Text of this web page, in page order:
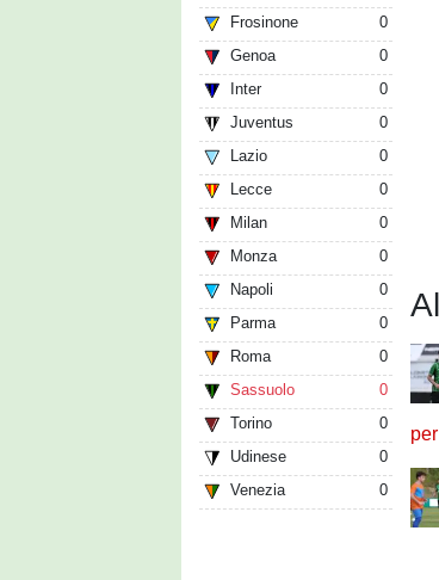
Frosinone
0
Genoa
0
Inter
0
Juventus
0
Lazio
0
Lecce
0
Milan
0
Monza
0
Napoli
0
Parma
0
Roma
0
Sassuolo
0
Torino
0
Udinese
0
Venezia
0